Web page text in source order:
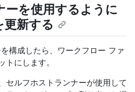
ーを使用するように
更新する
構成したら、ワークフロー ファ
トにします。
セルフホストランナーが使用して